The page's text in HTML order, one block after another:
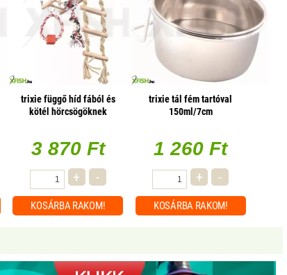
trixie függő híd fából és
kötél hörcsögöknek
3 870 Ft
+ -
KOSÁRBA RAKOM!
trixie tál fém tartóval
150ml/7cm
1 260 Ft
+ -
KOSÁRBA RAKOM!